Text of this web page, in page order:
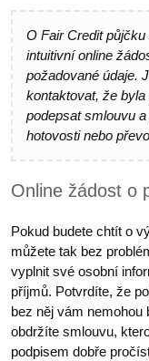
O Fair Credit
intuitivní online
požadované údaje.
kontaktovat, že
podepsat smlouvu
hotovosti nebo
Online žádost o
Pokud budete chtít o
můžete tak bez
vyplnit své osobní
příjmů. Potvrdíte, že
bez něj vám
obdržíte smlouvu,
podpisem dobře